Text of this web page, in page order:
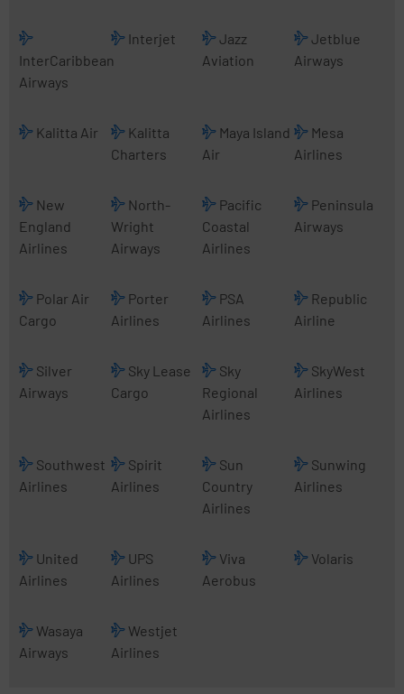
InterCaribbean
Airways
Interjet
Jazz
Aviation
Jetblue
Airways
Kalitta Air
Kalitta
Charters
Maya Island
Air
Mesa
Airlines
New
England
Airlines
North-
Wright
Airways
Pacific
Coastal
Airlines
Peninsula
Airways
Polar Air
Cargo
Porter
Airlines
PSA
Airlines
Republic
Airline
Silver
Airways
Sky Lease
Cargo
Sky
Regional
Airlines
SkyWest
Airlines
Southwest
Airlines
Spirit
Airlines
Sun
Country
Airlines
Sunwing
Airlines
United
Airlines
UPS
Airlines
Viva
Aerobus
Volaris
Wasaya
Airways
Westjet
Airlines